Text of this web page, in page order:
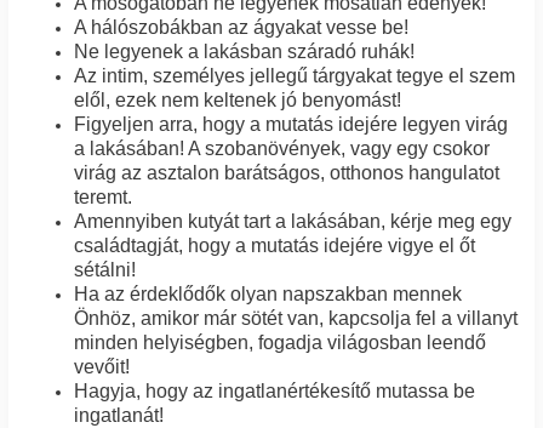
A hálószobákban az ágyakat vesse be!
Ne legyenek a lakásban száradó ruhák!
Az intim, személyes jellegű tárgyakat tegye el szem
elől, ezek nem keltenek jó benyomást!
Figyeljen arra, hogy a mutatás idejére legyen virág
a lakásában! A szobanövények, vagy egy csokor
virág az asztalon barátságos, otthonos hangulatot
teremt.
Amennyiben kutyát tart a lakásában, kérje meg egy
családtagját, hogy a mutatás idejére vigye el őt
sétálni!
Ha az érdeklődők olyan napszakban mennek
Önhöz, amikor már sötét van, kapcsolja fel a villanyt
minden helyiségben, fogadja világosban leendő
vevőit!
Hagyja, hogy az ingatlanértékesítő mutassa be
ingatlanát!